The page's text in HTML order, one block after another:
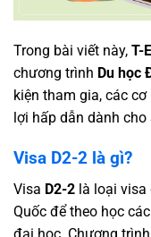
Trong bài viết này, T-
chương trình Du học
kiện tham gia, các
lợi hấp dẫn dành
Visa D2-2 là gì?
Visa D2-2 là loại visa
Quốc để theo học
đại học. Chương